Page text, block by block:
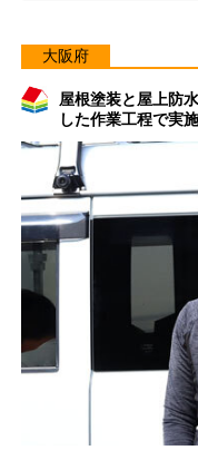
大阪府
屋根塗装と屋上防
した作業工程で実施